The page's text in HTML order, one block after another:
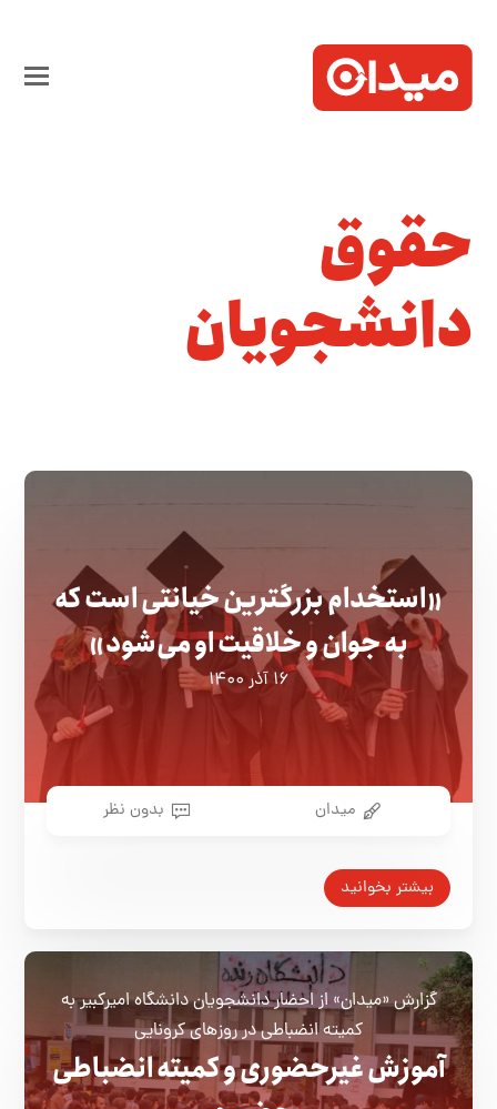
حقوق
دانشجویان
«استخدام بزرگترین خیانتی است که
به جوان و خلاقیت او می‌شود»
۱۶ آذر ۱۴۰۰
میدان بدون نظر
بیشتر بخوانید
گزارش «میدان» از احضار دانشجویان دانشگاه امیرکبیر به
کمیته انضباطی در روزهای کرونایی
آموزش غیرحضوری و کمیته انضباطی